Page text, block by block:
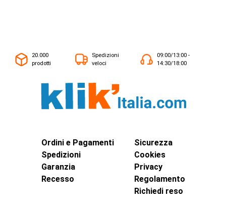
20.000
prodotti
Spedizioni
veloci
09:00/13:00 -
14:30/18:00
Ordini e Pagamenti
Spedizioni
Garanzia
Recesso
Sicurezza
Cookies
Privacy
Regolamento
Richiedi reso